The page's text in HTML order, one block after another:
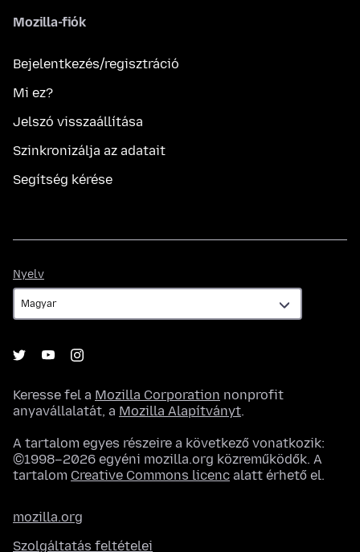
Mozilla-fiók
Bejelentkezés/regisztráció
Mi ez?
Jelszó visszaállítása
Szinkronizálja az adatait
Segítség kérése
Nyelv
Keresse fel a Mozilla Corporation nonprofit
anyavállalatát, a Mozilla Alapítványt.
A tartalom egyes részeire a következő vonatkozik:
©1998–2026 egyéni mozilla.org közreműködők. A
tartalom Creative Commons licenc alatt érhető el.
mozilla.org
Szolgáltatás feltételei